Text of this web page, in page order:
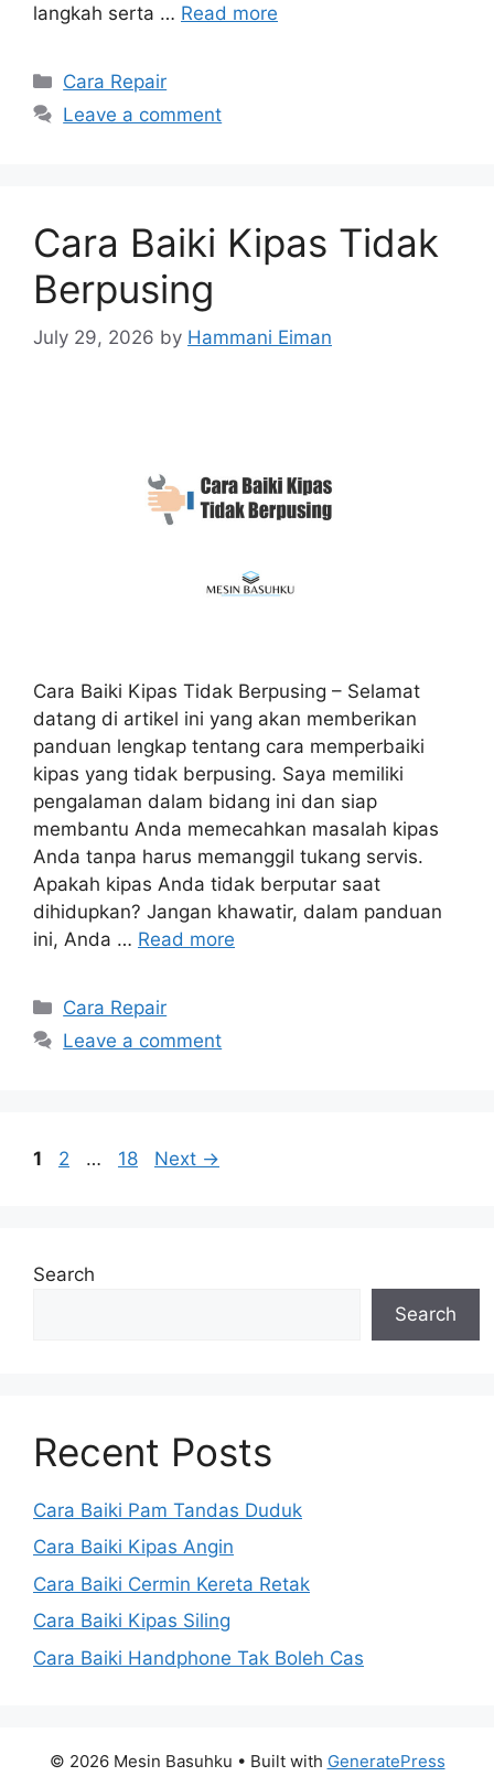
langkah serta … Read more
Categories
Cara Repair
Leave a comment
Cara Baiki Kipas Tidak
Berpusing
July 29, 2026 by Hammani Eiman
Cara Baiki Kipas Tidak Berpusing – Selamat
datang di artikel ini yang akan memberikan
panduan lengkap tentang cara memperbaiki
kipas yang tidak berpusing. Saya memiliki
pengalaman dalam bidang ini dan siap
membantu Anda memecahkan masalah kipas
Anda tanpa harus memanggil tukang servis.
Apakah kipas Anda tidak berputar saat
dihidupkan? Jangan khawatir, dalam panduan
ini, Anda … Read more
Categories
Cara Repair
Leave a comment
Page
1 Page
2 … Page
18 Next →
Search
Search
Recent Posts
Cara Baiki Pam Tandas Duduk
Cara Baiki Kipas Angin
Cara Baiki Cermin Kereta Retak
Cara Baiki Kipas Siling
Cara Baiki Handphone Tak Boleh Cas
© 2026 Mesin Basuhku • Built with GeneratePress